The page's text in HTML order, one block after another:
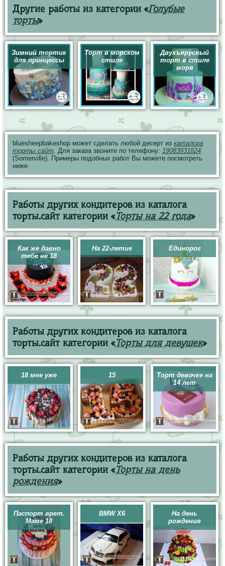
Другие работы из категории «Голубые
торты»
Зимний тортик
для принцессы
Торт в морском
стиле
Двухъярусный
торт в стиле
моря
bluesheepbakeshop может сделать любой десерт из каталога
торты.сайт. Для заказа звоните по телефону: 19083931824
(Somerville). Примеры подобных работ Вы можете посмотреть
ниже
Работы других кондитеров из каталога
торты.сайт категории «Торты на 22 года»
Как же давно
тебе не 18
На 22-летие Единорог
Работы других кондитеров из каталога
торты.сайт категории «Торты для девушек»
18 мне уже 15
Торт девочке на
14 лет
Работы других кондитеров из каталога
торты.сайт категории «Торты на день
рождения»
Паспорт врет.
Маме 18
BMW X6
На день
рождения